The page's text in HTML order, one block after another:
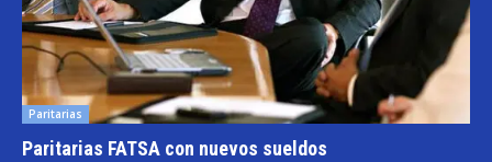
Paritarias
Paritarias FATSA con nuevos sueldos